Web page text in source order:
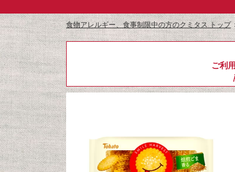
食物アレルギー、食事制限中の方のクミタス トップ
ご利